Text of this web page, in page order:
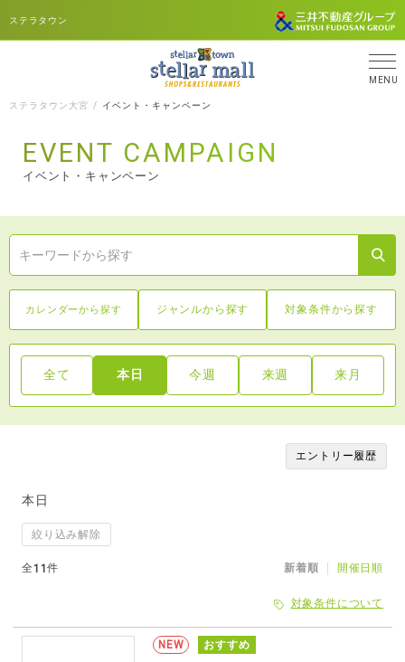
MENU
ステラタウン
ステラタウン大宮 イベント・キャンペーン
EVENT CAMPAIGN
イベント・キャンペーン
カレンダーから探す ジャンルから探す 対象条件から探す
全て 本日 今週 来週 来月
エントリー履歴
本日
絞り込み解除
全11件 新着順 開催日順
対象条件について
NEW おすすめ